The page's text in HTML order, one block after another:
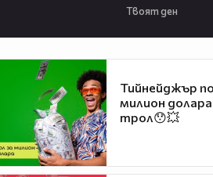
Твоят ден
Тийнейджър
милион
трол😯💥